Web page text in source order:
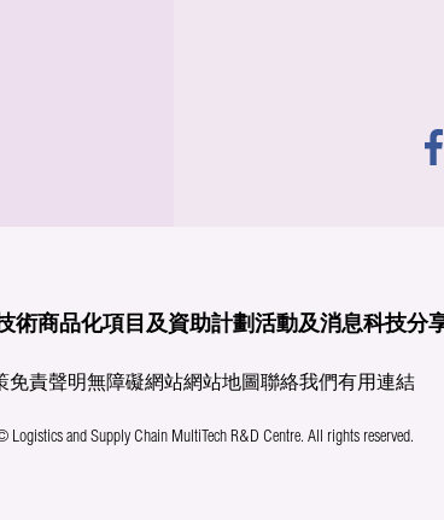
術商品化項目及資助計劃活動及消息科技分
免責聲明無障礙網站網站地圖聯絡我們有用連結
Logistics and Supply Chain MultiTech R&D Centre. All rights reserved.